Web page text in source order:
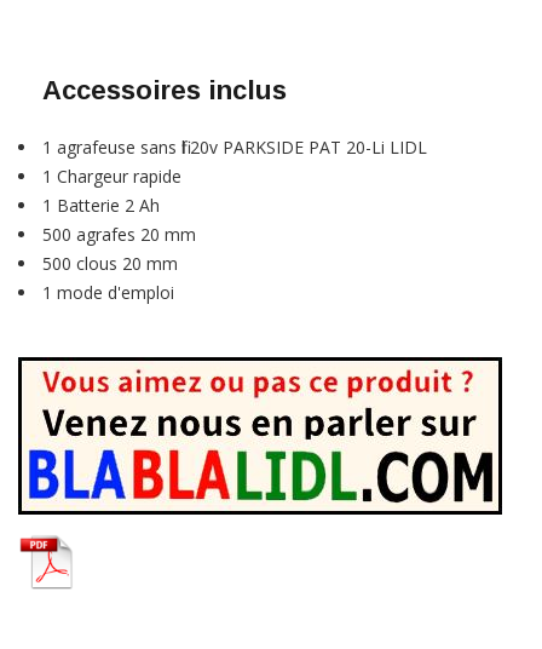
Accessoires inclus
1 agrafeuse sans fil 20v PARKSIDE PAT 20-Li LIDL
1 Chargeur rapide
1 Batterie 2 Ah
500 agrafes 20 mm
500 clous 20 mm
1 mode d'emploi